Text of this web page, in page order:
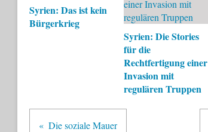
Syrien: Das ist kein
Bürgerkrieg
Syrien: Die Stories
für die
Rechtfertigung einer
Invasion mit
regulären Truppen
Die soziale Mauer